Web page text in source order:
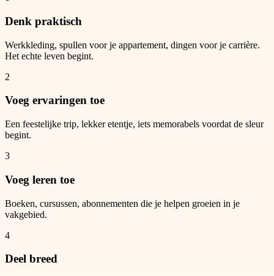
Denk praktisch
Werkkleding, spullen voor je appartement, dingen voor je carrière.
Het echte leven begint.
2
Voeg ervaringen toe
Een feestelijke trip, lekker etentje, iets memorabels voordat de sleur
begint.
3
Voeg leren toe
Boeken, cursussen, abonnementen die je helpen groeien in je
vakgebied.
4
Deel breed